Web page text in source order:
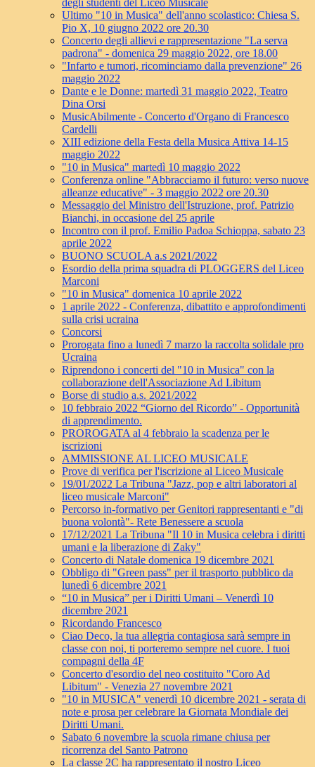
degli studenti del Liceo Musicale
Ultimo "10 in Musica" dell'anno scolastico: Chiesa S.
Pio X, 10 giugno 2022 ore 20.30
Concerto degli allievi e rappresentazione "La serva
padrona" - domenica 29 maggio 2022, ore 18.00
"Infarto e tumori, ricominciamo dalla prevenzione" 26
maggio 2022
Dante e le Donne: martedì 31 maggio 2022, Teatro
Dina Orsi
MusicAbilmente - Concerto d'Organo di Francesco
Cardelli
XIII edizione della Festa della Musica Attiva 14-15
maggio 2022
"10 in Musica" martedì 10 maggio 2022
Conferenza online "Abbracciamo il futuro: verso nuove
alleanze educative" - 3 maggio 2022 ore 20.30
Messaggio del Ministro dell'Istruzione, prof. Patrizio
Bianchi, in occasione del 25 aprile
Incontro con il prof. Emilio Padoa Schioppa, sabato 23
aprile 2022
BUONO SCUOLA a.s 2021/2022
Esordio della prima squadra di PLOGGERS del Liceo
Marconi
"10 in Musica" domenica 10 aprile 2022
1 aprile 2022 - Conferenza, dibattito e approfondimenti
sulla crisi ucraina
Concorsi
Prorogata fino a lunedì 7 marzo la raccolta solidale pro
Ucraina
Riprendono i concerti del "10 in Musica" con la
collaborazione dell'Associazione Ad Libitum
Borse di studio a.s. 2021/2022
10 febbraio 2022 “Giorno del Ricordo” - Opportunità
di apprendimento.
PROROGATA al 4 febbraio la scadenza per le
iscrizioni
AMMISSIONE AL LICEO MUSICALE
Prove di verifica per l'iscrizione al Liceo Musicale
19/01/2022 La Tribuna "Jazz, pop e altri laboratori al
liceo musicale Marconi"
Percorso in-formativo per Genitori rappresentanti e "di
buona volontà"- Rete Benessere a scuola
17/12/2021 La Tribuna "Il 10 in Musica celebra i diritti
umani e la liberazione di Zaky"
Concerto di Natale domenica 19 dicembre 2021
Obbligo di "Green pass" per il trasporto pubblico da
lunedì 6 dicembre 2021
“10 in Musica” per i Diritti Umani – Venerdì 10
dicembre 2021
Ricordando Francesco
Ciao Deco, la tua allegria contagiosa sarà sempre in
classe con noi, ti porteremo sempre nel cuore. I tuoi
compagni della 4F
Concerto d'esordio del neo costituito "Coro Ad
Libitum" - Venezia 27 novembre 2021
"10 in MUSICA" venerdì 10 dicembre 2021 - serata di
note e prosa per celebrare la Giornata Mondiale dei
Diritti Umani.
Sabato 6 novembre la scuola rimane chiusa per
ricorrenza del Santo Patrono
La classe 2C ha rappresentato il nostro Liceo